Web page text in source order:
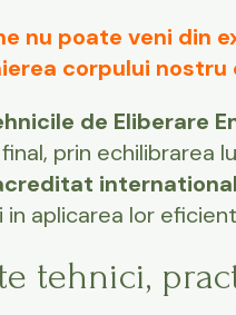
nu poate veni din
corpului
de Eliberare
prin echilibrarea
international
aplicarea lor
tehnici,